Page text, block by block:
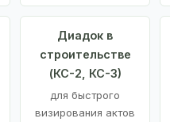
Диадок в
строительстве
(КС-2, КС-3)
для быстрого
визирования актов